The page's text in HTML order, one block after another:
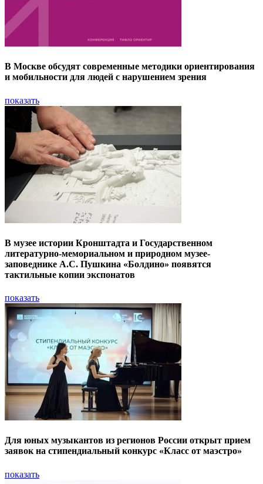
В Москве обсудят современные методики ориентирования
и мобильности для людей с нарушением зрения
показать
В музее истории Кронштадта и Государственном
литературно-мемориальном и природном музее-
заповеднике А.С. Пушкина «Болдино» появятся
тактильные копии экспонатов
показать
Для юных музыкантов из регионов России открыт прием
заявок на стипендиальный конкурс «Класс от маэстро»
показать